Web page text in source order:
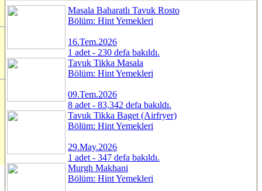
Masala Baharatlı Tavuk Rosto
Bölüm: Hint Yemekleri
16.Tem.2026
1 adet - 230 defa bakıldı.
Tavuk Tikka Masala
Bölüm: Hint Yemekleri
09.Tem.2026
8 adet - 83,342 defa bakıldı.
Tavuk Tikka Baget (Airfryer)
Bölüm: Hint Yemekleri
29.May.2026
1 adet - 347 defa bakıldı.
Murgh Makhani
Bölüm: Hint Yemekleri